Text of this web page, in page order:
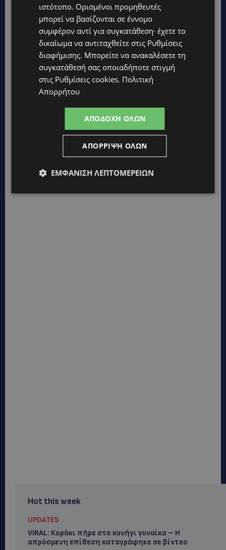
Hot this week
UPDATES
VIRAL: Κοράκι πήρε στο κυνήγι γυναίκα – Η
απρόσμενη επίθεση καταγράφηκε σε βίντεο
ιστότοπο. Ορισμένοι προμηθευτές
μπορεί να βασίζονται σε έννομο
συμφέρον αντί για συγκατάθεση· έχετε το
δικαίωμα να αντιταχθείτε στις Ρυθμίσεις
διαφήμισης. Μπορείτε να ανακαλέσετε τη
συγκατάθεσή σας οποιαδήποτε στιγμή
στις Ρυθμίσεις cookies. Πολιτική
Απορρήτου
ΑΠΟΔΟΧΉ ΌΛΩΝ
ΑΠΌΡΡΙΨΗ ΌΛΩΝ
ΕΜΦΆΝΙΣΗ ΛΕΠΤΟΜΕΡΕΙΏΝ